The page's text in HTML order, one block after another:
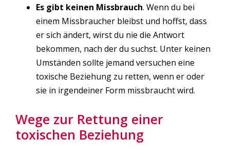
Es gibt keinen Missbrauch. Wenn du bei
einem Missbraucher bleibst und hoffst, dass
er sich ändert, wirst du nie die Antwort
bekommen, nach der du suchst. Unter keinen
Umständen sollte jemand versuchen eine
toxische Beziehung zu retten, wenn er oder
sie in irgendeiner Form missbraucht wird.
Wege zur Rettung einer
toxischen Beziehung